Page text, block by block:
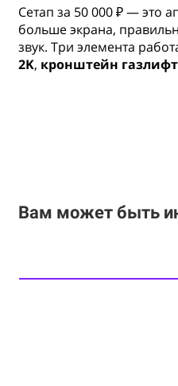
Сетап за 50 000 ₽ — это
больше экрана,
звук. Три элемента
2K, кронштейн газлифт
Вам может быть